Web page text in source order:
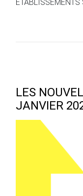
ETABLISSEMENTS
LES
JANVIER